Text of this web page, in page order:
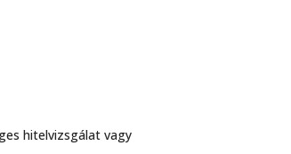
hitelvizsgálat vagy